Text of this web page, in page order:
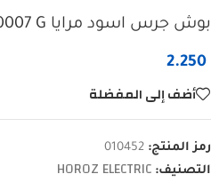
بوش جرس اسود مرايا HOROZ 112 011 0007 G
2.250
أضف إلى المفضلة
رمز المنتج: 010452
التصنيف: HOROZ ELECTRIC